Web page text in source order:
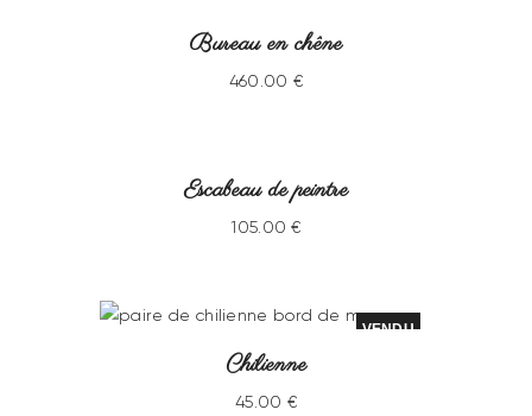
Bureau en chêne
460.00 €
Escabeau de peintre
105.00 €
VENDU
Chilienne
45.00 €